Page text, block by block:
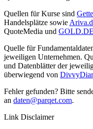
Quellen für Kurse sind
Handelsplätze sowie
QuoteMedia und GOLD.DE
Quelle für
jeweiligen Unternehmen.
und Datenblätter der
überwiegend von
Fehler gefunden? Bitte
an daten@parqet.com.
Link Disclaimer